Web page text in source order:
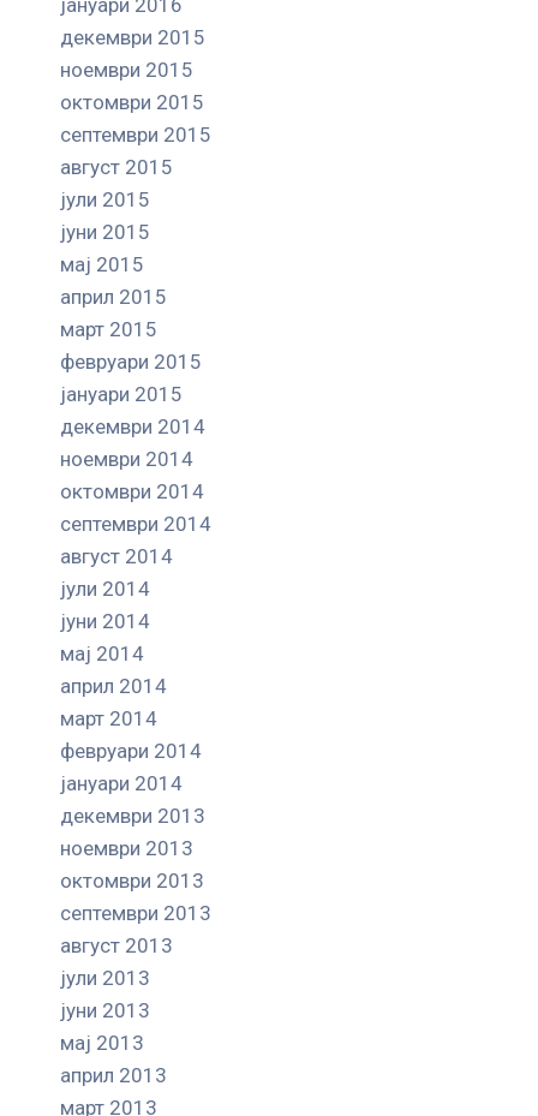
декември 2015
ноември 2015
октомври 2015
септември 2015
август 2015
јули 2015
јуни 2015
мај 2015
април 2015
март 2015
февруари 2015
јануари 2015
декември 2014
ноември 2014
октомври 2014
септември 2014
август 2014
јули 2014
јуни 2014
мај 2014
април 2014
март 2014
февруари 2014
јануари 2014
декември 2013
ноември 2013
октомври 2013
септември 2013
август 2013
јули 2013
јуни 2013
мај 2013
април 2013
март 2013